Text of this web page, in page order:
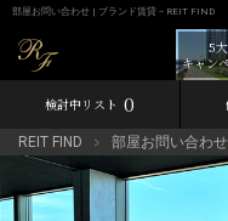
部屋お問い合わせ | ブランド賃貸－REIT FIND
5大
キャン
検討中リスト 0
REIT FIND 部屋お問い合わ